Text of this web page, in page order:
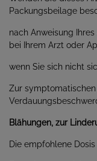
Packungsbeilage
nach Anweisung
bei Ihrem Arzt oder
wenn Sie sich nicht
Zur
Blähungen, zur
Die empfohlene